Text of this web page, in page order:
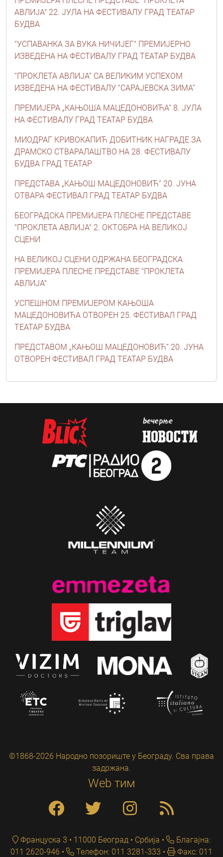
АВЛИЈА" 22. ЈУЛА НА ФЕСТИВАЛУ ГРАД ТЕАТАР
БУДВА
"УСПАВАНКА ЗА ВУКА НИЧИЈЕГ" ПРЕМИЈЕРНО
ИЗВЕДЕНА НА ФЕСТИВАЛУ ГРАД ТЕАТАР БУДВА
“ПРОКЛЕТА АВЛИЈА” СА ВЕЛИКИМ УСПЕХОМ
ИЗВЕДЕНА НА ФЕСТИВАЛУ “САРАЈЕВСКА ЗИМА”
ПРЕМИЈЕРА „КАЊОША МАЦЕДОНОВИЋА“ 8. ЈУЛА
НА ФЕСТИВАЛУ ГРАД ТЕАТАР БУДВА
МИОДРАГ КРИВОКАПИЋ ДОБИТНИК НАГРАДЕ ЗА
ДРАМСКО СТВАРАЛАШТВО НА 28. ФЕСТИВАЛУ
БУДВА ГРАД ТЕАТАР
ПРЕДСТАВА „КАЊОШ МАЦЕДОНОВИЋ“ 20. ЈУНА
ОТВАРА ФЕСТИВАЛ ГРАД ТЕАТАР БУДВА
БЕОГРАДСКА ПРЕМИЈЕРА ПЛЕСНЕ ПРЕДСТАВЕ
"ПРОКЛЕТА АВЛИЈА" 2. ОКТОБРА НА ВЕЛИКОЈ
СЦЕНИ
НА ВЕЛИКОЈ СЦЕНИ ОДРЖАНА БЕОГРАДСКА
ПРЕМИЈЕРА ПЛЕСНЕ ПРЕДСТАВЕ "ПРОКЛЕТА
АВЛИЈА"
УСПЕШНОМ ПРЕМИЈЕРОМ КАЊОША
МАЦЕДОНОВИЋА ОТВОРЕН 25. ФЕСТИВАЛ ГРАД
ТЕАТАР БУДВА
ПРЕДСТАВОМ „КАЊОШ МАЦЕДОНОВИЋ“ 20. ЈУНА
ОТВОРЕН ФЕСТИВАЛ ГРАД ТЕАТАР БУДВА
©1868-2026 Народно позориште у Београду. Сва права
задржана.
Web тим
Француска 3 • 11000 Београд • Србија
Благајна:
011 2620-946
Телефон: 011 3281-333 Факс: 011